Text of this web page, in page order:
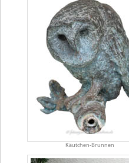
Käutchen-Brunnen